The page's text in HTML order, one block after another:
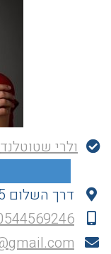
ולרי שטוטלנד
דרך השלום 115, תל אביב יפו, ישראל